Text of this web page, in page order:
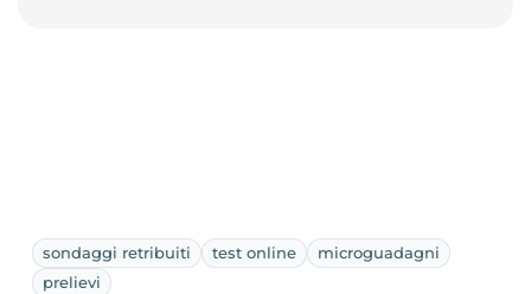
sondaggi retribuiti test online
microguadagni
prelievi